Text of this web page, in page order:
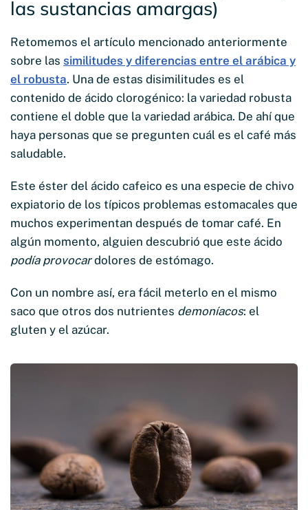
las sustancias amargas)
Retomemos el artículo mencionado anteriormente
sobre las similitudes y diferencias entre el arábica y
el robusta. Una de estas disimilitudes es el
contenido de ácido clorogénico: la variedad robusta
contiene el doble que la variedad arábica. De ahí que
haya personas que se pregunten cuál es el café más
saludable.
Este éster del ácido cafeico es una especie de chivo
expiatorio de los típicos problemas estomacales que
muchos experimentan después de tomar café. En
algún momento, alguien descubrió que este ácido
podía provocardolores de estómago.
Con un nombre así, era fácil meterlo en el mismo
saco que otros dos nutrientes demoníacos: el
gluten y el azúcar.